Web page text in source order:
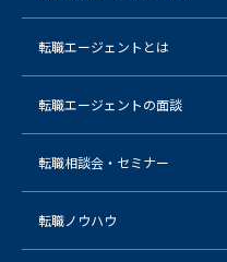
転職エージェントとは
転職エージェントの面談
転職相談会・セミナー
転職ノウハウ